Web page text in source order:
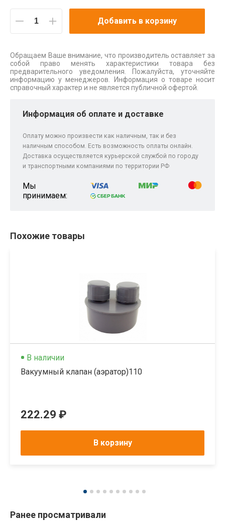
Добавить в корзину
Обращаем Ваше внимание, что производитель оставляет за
собой право менять характеристики товара без
предварительного уведомления. Пожалуйста, уточняйте
информацию у менеджеров. Информация о товаре носит
справочный характер и не является публичной офертой.
Информация об оплате и доставке
Оплату можно произвести как наличным, так и без
наличным способом. Есть возможность оплаты онлайн.
Доставка осуществляется курьерской службой по городу
и транспортными компаниями по территории РФ
Мы
принимаем:
Похожие товары
В наличии
Вакуумный клапан (аэратор)110
222.29 ₽
В корзину
Ранее просматривали